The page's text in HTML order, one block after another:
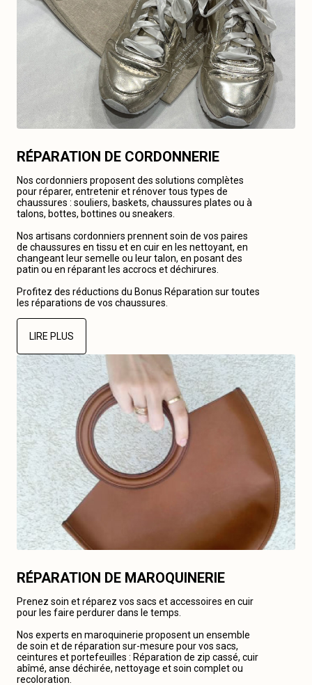
RÉPARATION DE CORDONNERIE
Nos cordonniers proposent des solutions complètes
pour réparer, entretenir et rénover tous types de
chaussures : souliers, baskets, chaussures plates ou à
talons, bottes, bottines ou sneakers.
Nos artisans cordonniers prennent soin de vos paires
de chaussures en tissu et en cuir en les nettoyant, en
changeant leur semelle ou leur talon, en posant des
patin ou en réparant les accrocs et déchirures.
Profitez des réductions du Bonus Réparation sur toutes
les réparations de vos chaussures.
LIRE PLUS
RÉPARATION DE MAROQUINERIE
Prenez soin et réparez vos sacs et accessoires en cuir
pour les faire perdurer dans le temps.
Nos experts en maroquinerie proposent un ensemble
de soin et de réparation sur-mesure pour vos sacs,
ceintures et portefeuilles : Réparation de zip cassé, cuir
abîmé, anse déchirée, nettoyage et soin complet ou
recoloration.